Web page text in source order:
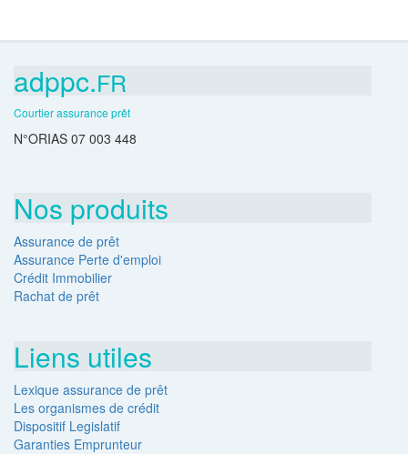
adppc.FR
Courtier assurance prêt
N°ORIAS 07 003 448
Nos produits
Assurance de prêt
Assurance Perte d'emploi
Crédit Immobilier
Rachat de prêt
Liens utiles
Lexique assurance de prêt
Les organismes de crédit
Dispositif Legislatif
Garanties Emprunteur